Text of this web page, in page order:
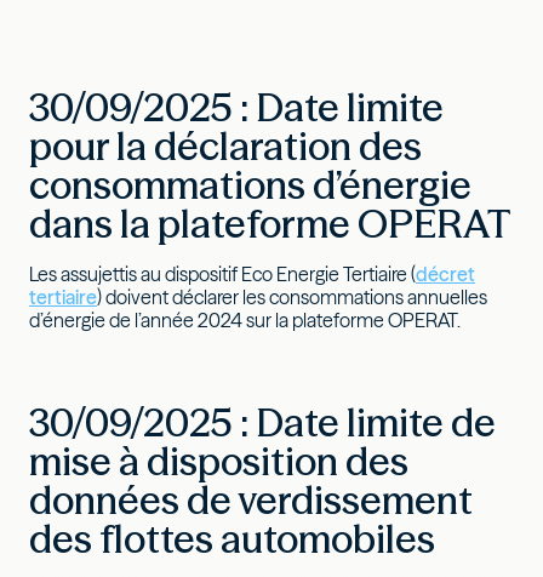
30/09/2025 : Date limite
pour la déclaration des
consommations d’énergie
dans la plateforme OPERAT
Les assujettis au dispositif Eco Energie Tertiaire (décret
tertiaire) doivent déclarer les consommations annuelles
d’énergie de l’année 2024 sur la plateforme OPERAT.
30/09/2025 : Date limite de
mise à disposition des
données de verdissement
des flottes automobiles